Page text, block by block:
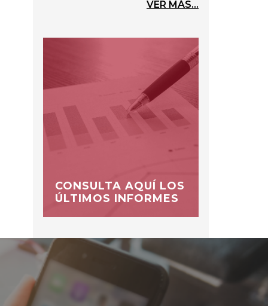
VER MÁS...
CONSULTA AQUÍ LOS
ÚLTIMOS INFORMES